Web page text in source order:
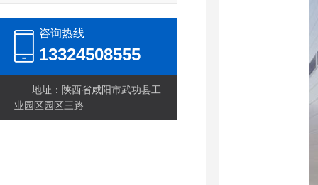
咨询热线
13324508555
地址：陕西省咸阳市武功县工
业园区园区三路